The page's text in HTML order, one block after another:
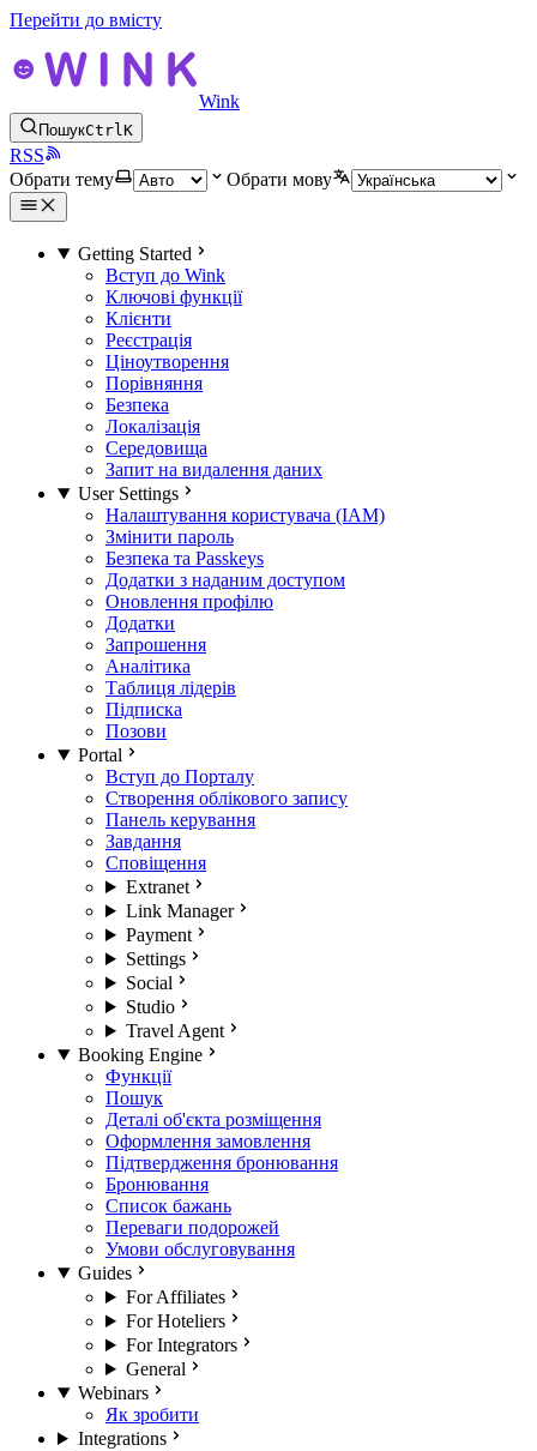
Перейти до вмісту
Wink
ПошукCtrlK
RSS
Обрати тему
Обрати мову
Getting Started
Вступ до Wink
Ключові функції
Клієнти
Реєстрація
Ціноутворення
Порівняння
Безпека
Локалізація
Середовища
Запит на видалення даних
User Settings
Налаштування користувача (IAM)
Змінити пароль
Безпека та Passkeys
Додатки з наданим доступом
Оновлення профілю
Додатки
Запрошення
Аналітика
Таблиця лідерів
Підписка
Позови
Portal
Вступ до Порталу
Створення облікового запису
Панель керування
Завдання
Сповіщення
Extranet
Link Manager
Payment
Settings
Social
Studio
Travel Agent
Booking Engine
Функції
Пошук
Деталі об'єкта розміщення
Оформлення замовлення
Підтвердження бронювання
Бронювання
Список бажань
Переваги подорожей
Умови обслуговування
Guides
For Affiliates
For Hoteliers
For Integrators
General
Webinars
Як зробити
Integrations